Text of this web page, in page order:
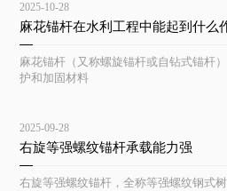
2025-10-28
麻花锚杆在水利工程中能起到什么
麻花锚杆（又称螺旋锚杆或自钻式锚杆
护和加固材料
2025-09-28
右旋等强螺纹锚杆承载能力强
右旋等强螺纹锚杆，全称等强螺纹钢式